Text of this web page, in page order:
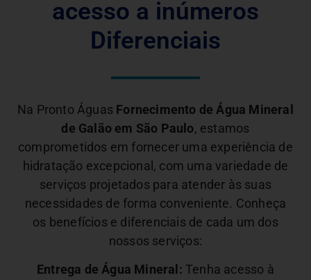
acesso a inúmeros
Diferenciais
Na Pronto Águas Fornecimento de Água Mineral
de Galão em São Paulo, estamos
comprometidos em fornecer uma experiência de
hidratação excepcional, com uma variedade de
serviços projetados para atender às suas
necessidades de forma conveniente. Conheça
os benefícios e diferenciais de cada um dos
nossos serviços:
Entrega de Água Mineral:Tenha acesso à